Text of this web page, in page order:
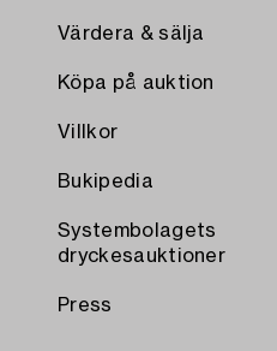
Värdera & sälja
Köpa på auktion
Villkor
Bukipedia
Systembolagets
dryckesauktioner
Press